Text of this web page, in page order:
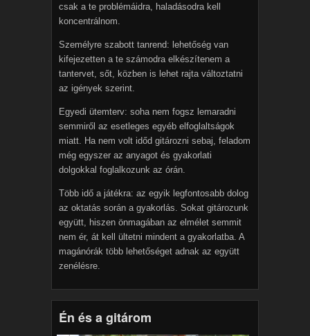
csak a te problémáidra, haladásodra kell
koncentrálnom.
Személyre szabott tanrend: lehetőség van
kifejezetten a te számodra elkészítenem a
tantervet, sőt, közben is lehet rajta változtatni
az igények szerint.
Egyedi ütemterv: soha nem fogsz lemaradni
semmiről az esetleges egyéb elfoglaltságok
miatt. Ha nem volt időd gitározni sebaj, feladom
még egyszer az anyagot és gyakorlati
dolgokkal foglalkozunk az órán.
Több idő a játékra: az egyik legfontosabb dolog
az oktatás során a gyakorlás. Sokat gitározunk
együtt, hiszen önmagában az elmélet semmit
nem ér, át kell ültetni mindent a gyakorlatba. A
magánórák több lehetőséget adnak az együtt
zenélésre.
Én és a gitárom